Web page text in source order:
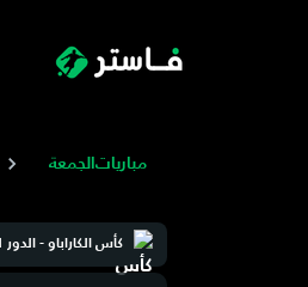
مبارياتالجمعة
كأس الكاراباو - الدور 1